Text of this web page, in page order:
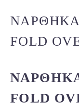
FOLD
FOLD